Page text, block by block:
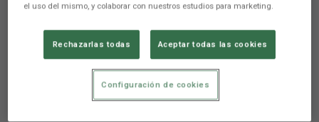
Aún no hay reacciones. ¡Sé el primero!
el uso del mismo, y colaborar con nuestros estudios para marketing.
Rechazarlas todas Aceptar todas las cookies
Configuración de cookies